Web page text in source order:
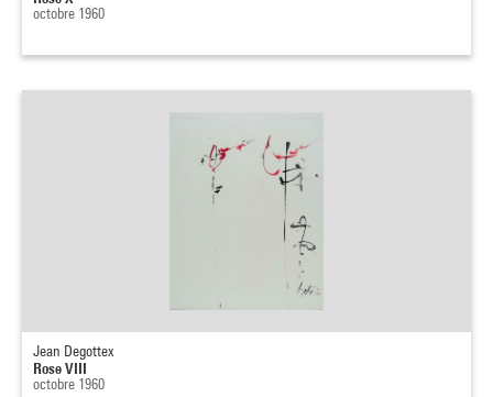
octobre 1960
Jean Degottex
Rose VIII
octobre 1960